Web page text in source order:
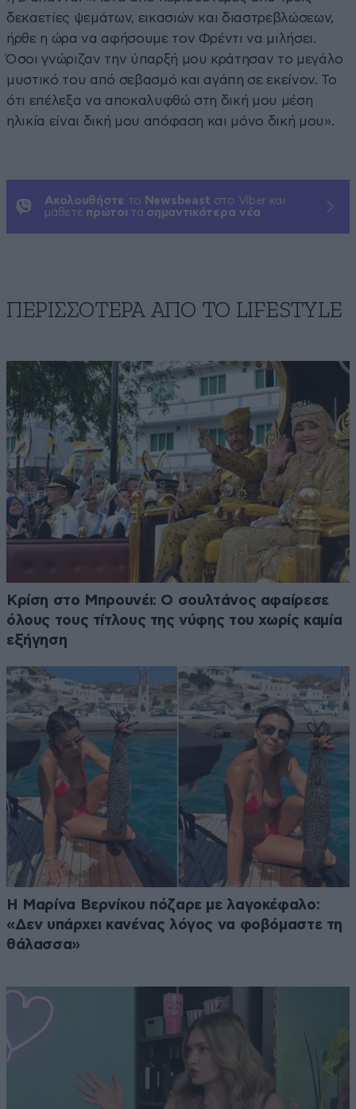
δεκαετίες ψεμάτων, εικασιών και διαστρεβλώσεων,
ήρθε η ώρα να αφήσουμε τον Φρέντι να μιλήσει.
Όσοι γνώριζαν την ύπαρξή μου κράτησαν το μεγάλο
μυστικό του από σεβασμό και αγάπη σε εκείνον. Το
ότι επέλεξα να αποκαλυφθώ στη δική μου μέση
ηλικία είναι δική μου απόφαση και μόνο δική μου».
Ακολουθήστε το Newsbeast στο Viber και
μάθετε πρώτοι τα σημαντικότερα νέα
ΠΕΡΙΣΣΟΤΕΡΑ ΑΠΟ ΤΟ LIFESTYLE
Κρίση στο Μπρουνέι: Ο σουλτάνος αφαίρεσε
όλους τους τίτλους της νύφης του χωρίς καμία
εξήγηση
Η Μαρίνα Βερνίκου πόζαρε με λαγοκέφαλο:
«Δεν υπάρχει κανένας λόγος να φοβόμαστε τη
θάλασσα»